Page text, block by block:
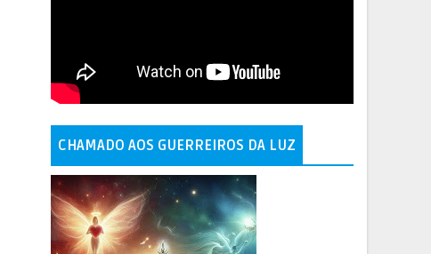
CHAMADO AOS GUERREIROS DA LUZ